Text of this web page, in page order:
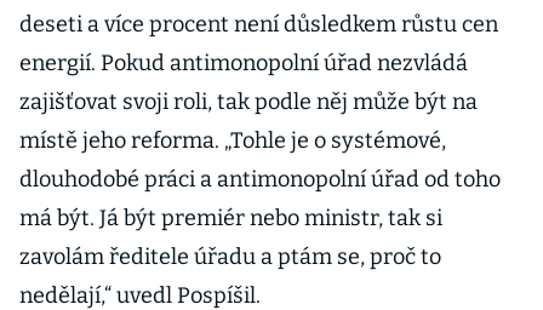
deseti a více procent není důsledkem růstu cen
energií. Pokud antimonopolní úřad nezvládá
zajišťovat svoji roli, tak podle něj může být na
místě jeho reforma. „Tohle je o systémové,
dlouhodobé práci a antimonopolní úřad od toho
má být. Já být premiér nebo ministr, tak si
zavolám ředitele úřadu a ptám se, proč to
nedělají,“ uvedl Pospíšil.